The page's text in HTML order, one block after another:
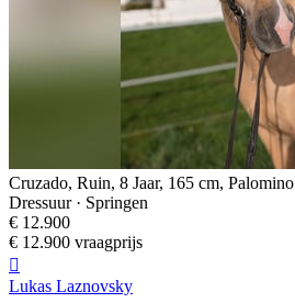
Cruzado, Ruin, 8 Jaar, 165 cm, Palomino
Dressuur · Springen
€ 12.900
€ 12.900 vraagprijs

Lukas Laznovsky